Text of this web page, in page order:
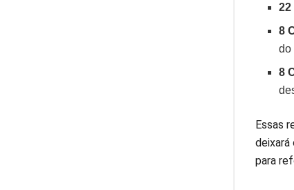
22
8
do
8
Essas
deixará
para